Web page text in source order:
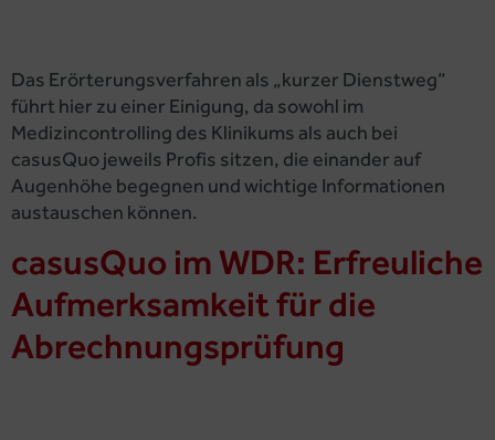
Das Erörterungsverfahren als „kurzer Dienstweg“
führt hier zu einer Einigung, da sowohl im
Medizincontrolling des Klinikums als auch bei
casusQuo jeweils Profis sitzen, die einander auf
Augenhöhe begegnen und wichtige Informationen
austauschen können.
casusQuo im WDR: Erfreuliche
Aufmerksamkeit für die
Abrechnungsprüfung